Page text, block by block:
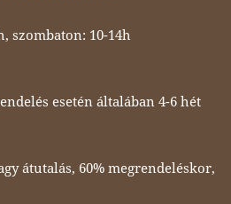
szombaton: 10-14h
esetén általában 4-6 hét
átutalás, 60% megrendeléskor,